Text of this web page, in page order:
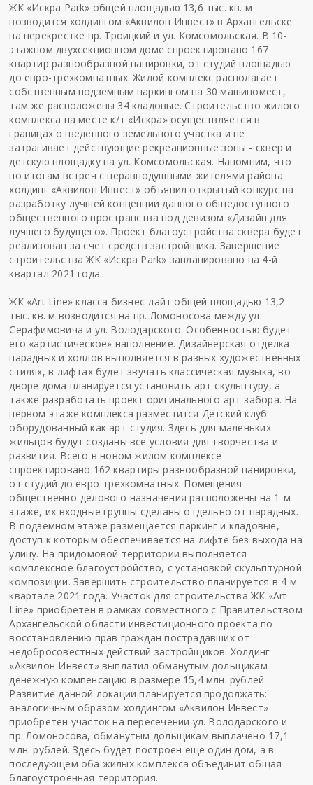
ЖК «Искра Park» общей площадью 13,6 тыс. кв. м
возводится холдингом «Аквилон Инвест» в Архангельске
на перекрестке пр. Троицкий и ул. Комсомольская. В 10-
этажном двухсекционном доме спроектировано 167
квартир разнообразной панировки, от студий площадью
до евро-трехкомнатных. Жилой комплекс располагает
собственным подземным паркингом на 30 машиномест,
там же расположены 34 кладовые. Строительство жилого
комплекса на месте к/т «Искра» осуществляется в
границах отведенного земельного участка и не
затрагивает действующие рекреационные зоны - сквер и
детскую площадку на ул. Комсомольская. Напомним, что
по итогам встреч с неравнодушными жителями района
холдинг «Аквилон Инвест» объявил открытый конкурс на
разработку лучшей концепции данного общедоступного
общественного пространства под девизом «Дизайн для
лучшего будущего». Проект благоустройства сквера будет
реализован за счет средств застройщика. Завершение
строительства ЖК «Искра Park» запланировано на 4-й
квартал 2021 года.
ЖК «Art Line» класса бизнес-лайт общей площадью 13,2
тыс. кв. м возводится на пр. Ломоносова между ул.
Серафимовича и ул. Володарского. Особенностью будет
его «артистическое» наполнение. Дизайнерская отделка
парадных и холлов выполняется в разных художественных
стилях, в лифтах будет звучать классическая музыка, во
дворе дома планируется установить арт-скульптуру, а
также разработать проект оригинального арт-забора. На
первом этаже комплекса разместится Детский клуб
оборудованный как арт-студия. Здесь для маленьких
жильцов будут созданы все условия для творчества и
развития. Всего в новом жилом комплексе
спроектировано 162 квартиры разнообразной панировки,
от студий до евро-трехкомнатных. Помещения
общественно-делового назначения расположены на 1-м
этаже, их входные группы сделаны отдельно от парадных.
В подземном этаже размещается паркинг и кладовые,
доступ к которым обеспечивается на лифте без выхода на
улицу. На придомовой территории выполняется
комплексное благоустройство, с установкой скульптурной
композиции. Завершить строительство планируется в 4-м
квартале 2021 года. Участок для строительства ЖК «Art
Line» приобретен в рамках совместного с Правительством
Архангельской области инвестиционного проекта по
восстановлению прав граждан пострадавших от
недобросовестных действий застройщиков. Холдинг
«Аквилон Инвест» выплатил обманутым дольщикам
денежную компенсацию в размере 15,4 млн. рублей.
Развитие данной локации планируется продолжать:
аналогичным образом холдингом «Аквилон Инвест»
приобретен участок на пересечении ул. Володарского и
пр. Ломоносова, обманутым дольщикам выплачено 17,1
млн. рублей. Здесь будет построен еще один дом, а в
последующем оба жилых комплекса объединит общая
благоустроенная территория.